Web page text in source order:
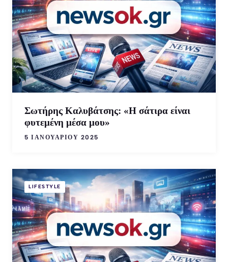
Σωτήρης Καλυβάτσης: «Η σάτιρα είναι
φυτεμένη μέσα μου»
5 ΙΑΝΟΥΑΡΊΟΥ 2025
LIFESTYLE